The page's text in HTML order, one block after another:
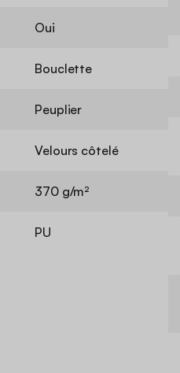
Oui
Bouclette
Peuplier
Velours côtelé
370 g/m²
PU